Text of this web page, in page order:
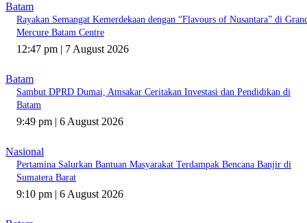
Batam
Rayakan Semangat Kemerdekaan dengan “Flavours of Nusantara” di
Mercure Batam Centre
12:47 pm | 7 August 2026
Batam
Sambut DPRD Dumai, Amsakar Ceritakan Investasi dan Pendidikan di
Batam
9:49 pm | 6 August 2026
Nasional
Pertamina Salurkan Bantuan Masyarakat Terdampak Bencana Banjir di
Sumatera Barat
9:10 pm | 6 August 2026